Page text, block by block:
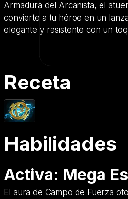
Armadura del Arcanista, el
convierte a tu héroe en un
elegante y resistente con un
Receta
Habilidades
Activa: Mega
El aura de Campo de Fuerza